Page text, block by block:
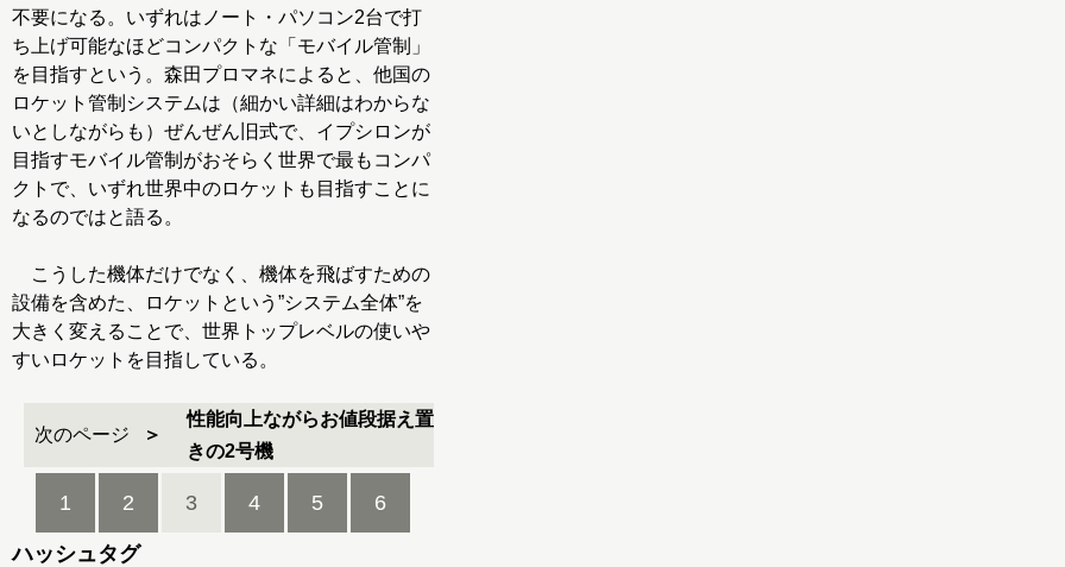
不要になる。いずれはノート・パソコン2台で打
ち上げ可能なほどコンパクトな「モバイル管制」
を目指すという。森田プロマネによると、他国の
ロケット管制システムは（細かい詳細はわからな
いとしながらも）ぜんぜん旧式で、イプシロンが
目指すモバイル管制がおそらく世界で最もコンパ
クトで、いずれ世界中のロケットも目指すことに
なるのではと語る。
こうした機体だけでなく、機体を飛ばすための
設備を含めた、ロケットという”システム全体”を
大きく変えることで、世界トップレベルの使いや
すいロケットを目指している。
次のページ
性能向上ながらお値段据え置
きの2号機
1 2 3 4 5 6
ハッシュタグ